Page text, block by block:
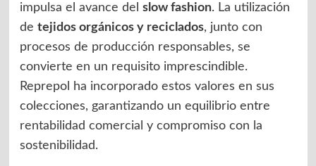
impulsa el avance del slow fashion. La utilización
de tejidos orgánicos y reciclados, junto con
procesos de producción responsables, se
convierte en un requisito imprescindible.
Reprepol ha incorporado estos valores en sus
colecciones, garantizando un equilibrio entre
rentabilidad comercial y compromiso con la
sostenibilidad.